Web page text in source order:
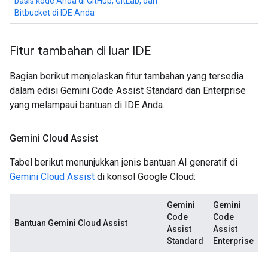
Bitbucket di IDE Anda
Fitur tambahan di luar IDE
Bagian berikut menjelaskan fitur tambahan yang tersedia
dalam edisi Gemini Code Assist Standard dan Enterprise
yang melampaui bantuan di IDE Anda.
Gemini Cloud Assist
Tabel berikut menunjukkan jenis bantuan AI generatif di
Gemini Cloud Assist di konsol Google Cloud:
Bantuan Gemini Cloud Assist
Gemini
Code
Assist
Standard
Gemini
Code
Assist
Enterprise